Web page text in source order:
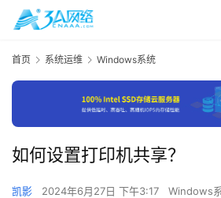
首页 系统运维 Windows系统
如何设置打印机共享？
凯影 2024年6月27日 下午3:17 Windows